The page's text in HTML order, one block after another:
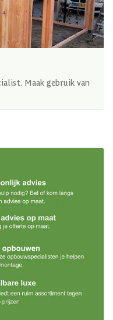
Maak gebruik van